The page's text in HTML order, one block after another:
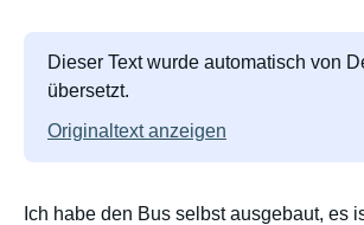
Dieser Text wurde automatisch von
übersetzt.
Originaltext anzeigen
Ich habe den Bus selbst ausgebaut, es